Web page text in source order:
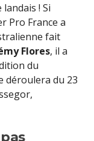
! Si
Pro France a
fait
Flores, il a
du
déroulera du 23